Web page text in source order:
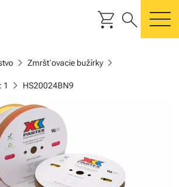
shopping_cart search
chevron_right Zmršťovacie bužírkychevron_right
1 chevron_right HS20024BN9